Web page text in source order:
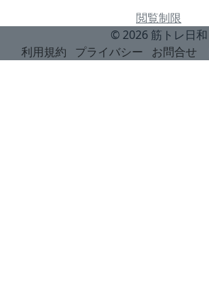
閲覧制限
© 2026 筋トレ日和
利用規約
プライバシー お問合せ